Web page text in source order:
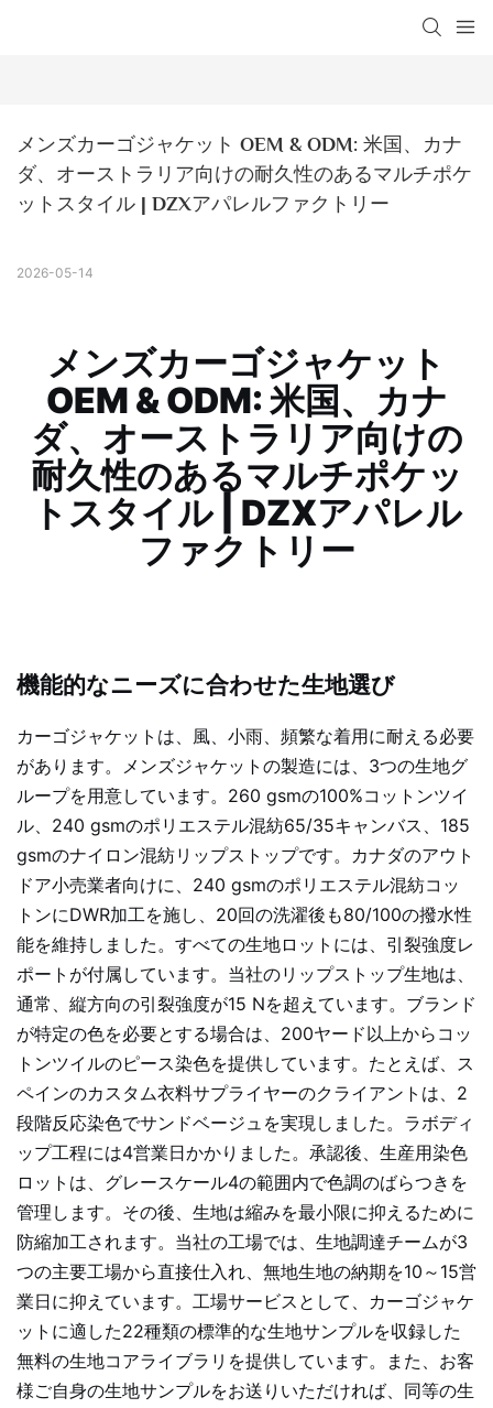
メンズカーゴジャケット OEM & ODM: 米国、カナ
ダ、オーストラリア向けの耐久性のあるマルチポケ
ットスタイル | DZXアパレルファクトリー
2026-05-14
メンズカーゴジャケット
OEM & ODM: 米国、カナ
ダ、オーストラリア向けの
耐久性のあるマルチポケッ
トスタイル | DZXアパレル
ファクトリー
機能的なニーズに合わせた生地選び
カーゴジャケットは、風、小雨、頻繁な着用に耐える必要
があります。メンズジャケットの製造には、3つの生地グ
ループを用意しています。260 gsmの100%コットンツイ
ル、240 gsmのポリエステル混紡65/35キャンバス、185
gsmのナイロン混紡リップストップです。カナダのアウト
ドア小売業者向けに、240 gsmのポリエステル混紡コッ
トンにDWR加工を施し、20回の洗濯後も80/100の撥水性
能を維持しました。すべての生地ロットには、引裂強度レ
ポートが付属しています。当社のリップストップ生地は、
通常、縦方向の引裂強度が15 Nを超えています。ブランド
が特定の色を必要とする場合は、200ヤード以上からコッ
トンツイルのピース染色を提供しています。たとえば、ス
ペインのカスタム衣料サプライヤーのクライアントは、2
段階反応染色でサンドベージュを実現しました。ラボディ
ップ工程には4営業日かかりました。承認後、生産用染色
ロットは、グレースケール4の範囲内で色調のばらつきを
管理します。その後、生地は縮みを最小限に抑えるために
防縮加工されます。当社の工場では、生地調達チームが3
つの主要工場から直接仕入れ、無地生地の納期を10～15営
業日に抑えています。工場サービスとして、カーゴジャケ
ットに適した22種類の標準的な生地サンプルを収録した
無料の生地コアライブラリを提供しています。また、お客
様ご自身の生地サンプルをお送りいただければ、同等の生